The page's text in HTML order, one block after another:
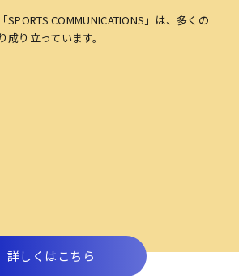
COMMUNICATIONS」は、多くの
り立っています。
詳しくはこちら